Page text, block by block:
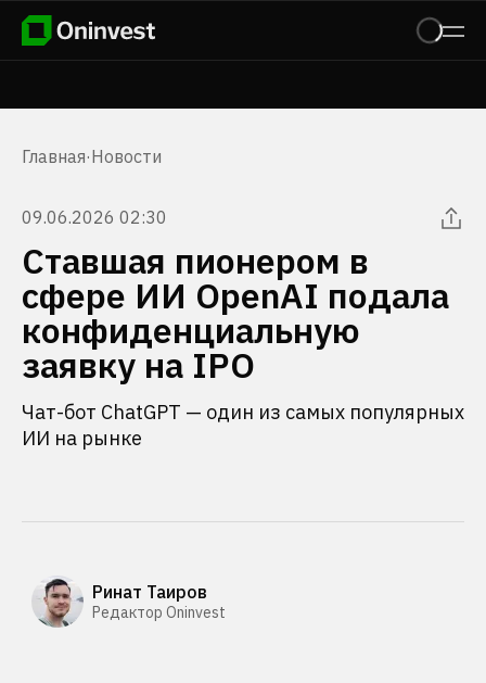
Главная·Новости
09.06.2026 02:30
Ставшая пионером в
сфере ИИ OpenAI подала
конфиденциальную
заявку на IPO
Чат-бот ChatGPT — один из самых популярных
ИИ на рынке
Ринат Таиров
Редактор Oninvest